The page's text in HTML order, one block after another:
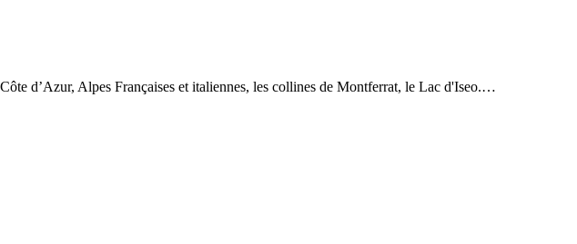
d’Azur, Alpes Françaises et italiennes, les collines de Montferrat, le Lac d'Iseo.…